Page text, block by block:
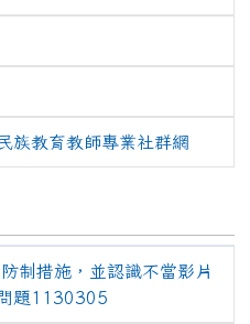
族教育教師專業社群網
制措施，並認識不當影片
題1130305